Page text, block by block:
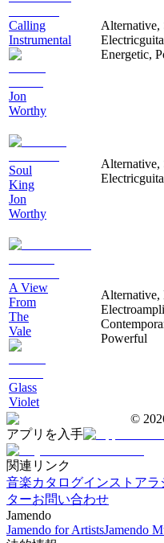
Calling
Instrumental
Jon
Worthy
Alternative,
Energetic,
Soul
King
Jon
Worthy
Alternative,
A View
From
The
Vale
Glass
Violet
Alternative,
Powerful
©
アプリを入手
関連リンク
音楽カタログインストアラ
ターお問い合わせ
Jamendo
Jamendo for ArtistsJamendo